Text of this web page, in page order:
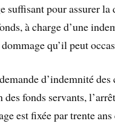
suffisant pour assurer la
à charge d’une
qu’il peut
d’indemnité des
des fonds servants,
est fixée par trente ans